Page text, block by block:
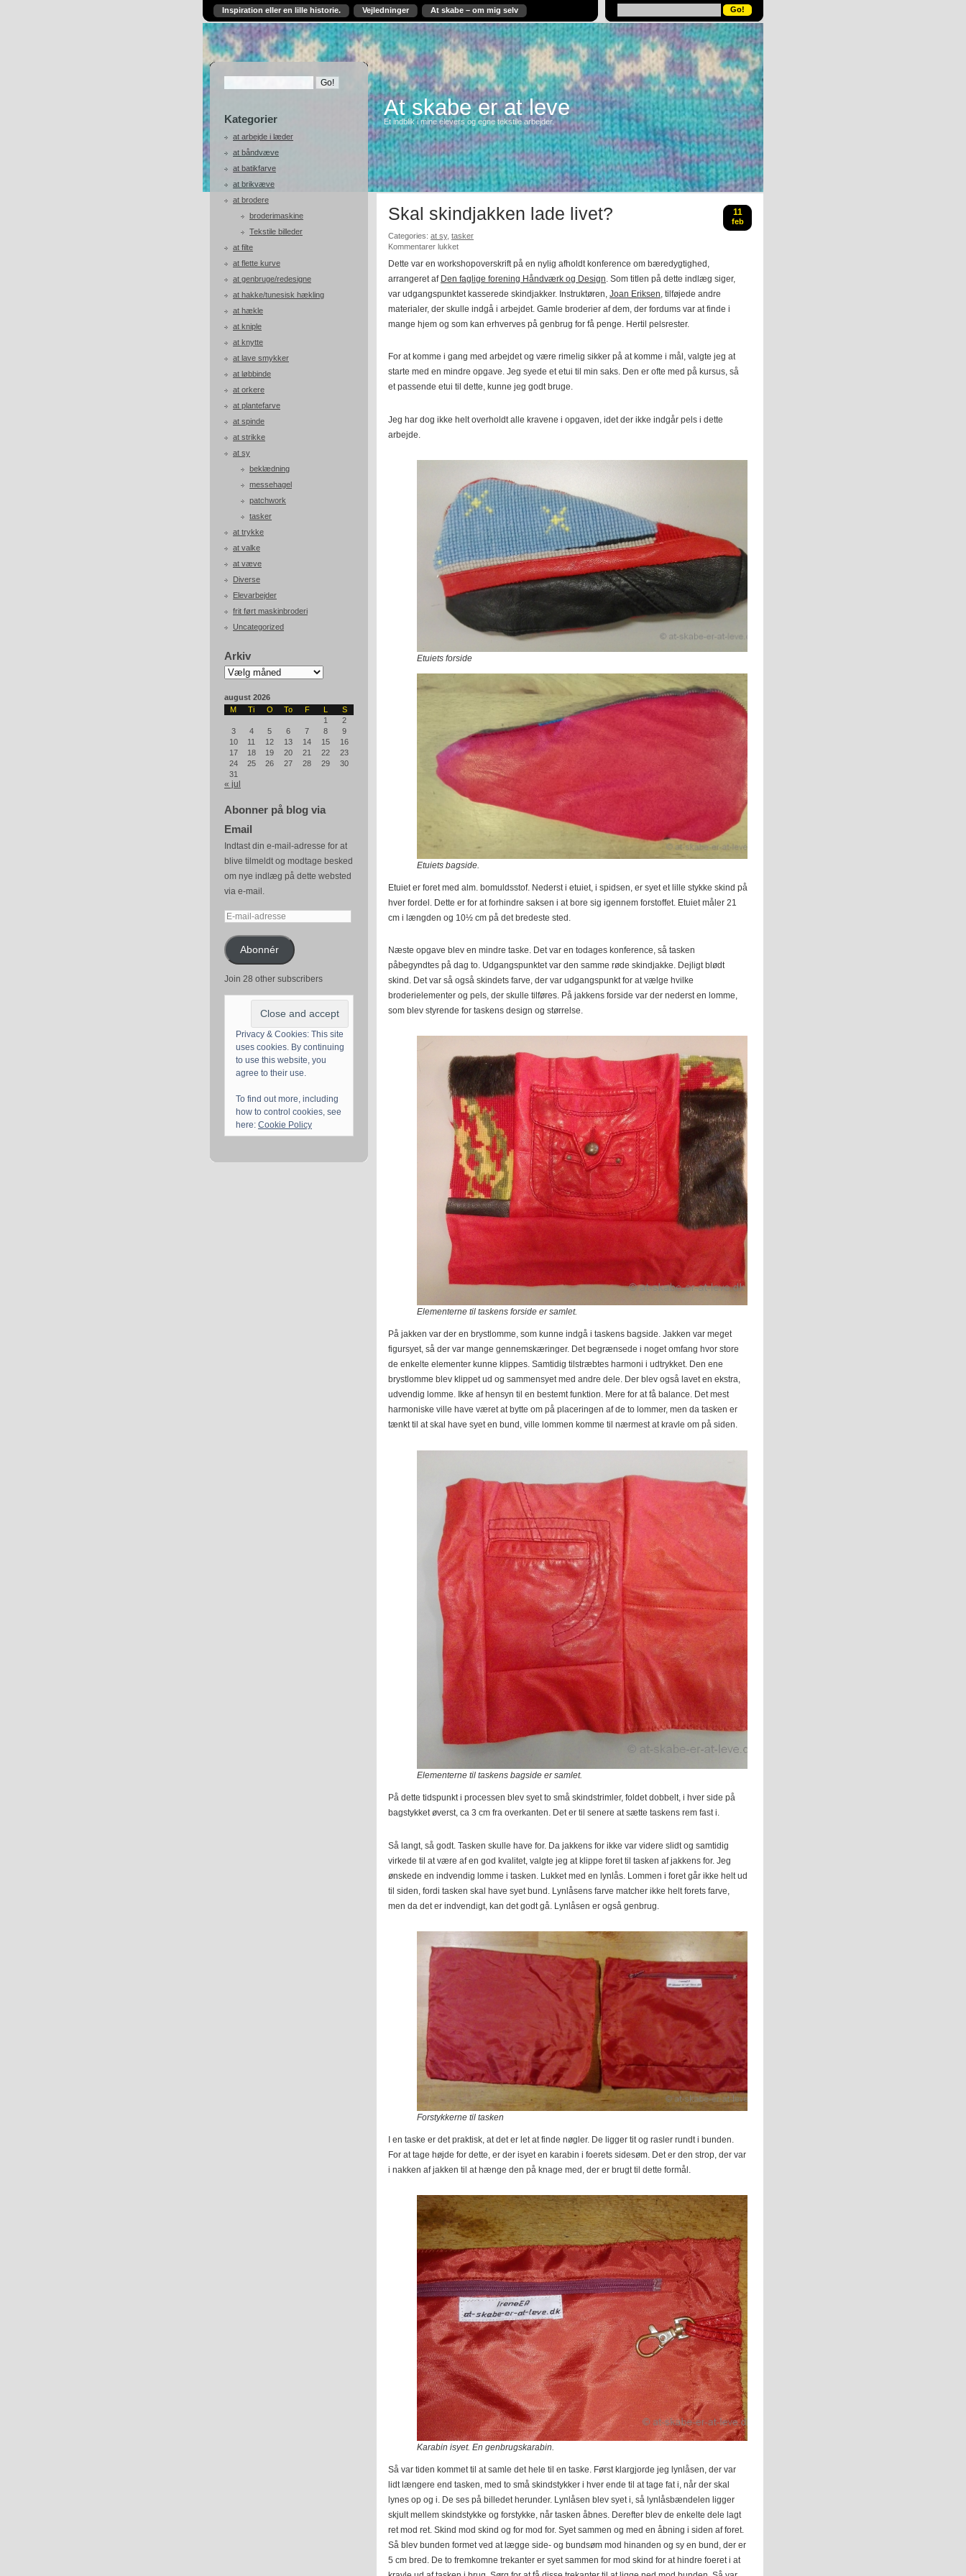
Inspiration eller en lille historie. Vejledninger At skabe – om mig selv
Kategorier
at arbejde i læder
at båndvæve
at batikfarve
at brikvæve
at brodere
broderimaskine
Tekstile billeder
at filte
at flette kurve
at genbruge/redesigne
at hakke/tunesisk hækling
at hækle
at kniple
at knytte
at lave smykker
at løbbinde
at orkere
at plantefarve
at spinde
at strikke
at sy
beklædning
messehagel
patchwork
tasker
at trykke
at valke
at væve
Diverse
Elevarbejder
frit ført maskinbroderi
Uncategorized
Arkiv
Arkiv
august 2026
M
Ti O To F L
S
1
2
3
4 5 6 7 8
9
10
11 12 13 14 15
16
17
18 19 20 21 22
23
24
25 26 27 28 29
30
31
« jul
Abonner på blog via
Email
Indtast din e-mail-adresse for at
blive tilmeldt og modtage besked
om nye indlæg på dette websted
via e-mail.
E-
adresseAbonnér
Join 28 other subscribers
Privacy & Cookies: This site
uses cookies. By continuing
to use this website, you
agree to their use.
To find out more, including
how to control cookies, see
here: Cookie Policy
At skabe er at leve
Et indblik i mine elevers og egne tekstile arbejder.
Skal skindjakken lade livet? 11
feb
Categories: at sy, tasker
Kommentarer lukkettil
skindjakken
lade
livet?
Dette var en workshopoverskrift på en nylig afholdt konference om bæredygtighed,
arrangeret af Den faglige forening Håndværk og Design. Som titlen på dette indlæg siger,
var udgangspunktet kasserede skindjakker. Instruktøren, Joan Eriksen, tilføjede andre
materialer, der skulle indgå i arbejdet. Gamle broderier af dem, der fordums var at finde i
mange hjem og som kan erhverves på genbrug for få penge. Hertil pelsrester.
For at komme i gang med arbejdet og være rimelig sikker på at komme i mål, valgte jeg at
starte med en mindre opgave. Jeg syede et etui til min saks. Den er ofte med på kursus, så
et passende etui til dette, kunne jeg godt bruge.
Jeg har dog ikke helt overholdt alle kravene i opgaven, idet der ikke indgår pels i dette
arbejde.
Etuiets forside
Etuiets bagside.
Etuiet er foret med alm. bomuldsstof. Nederst i etuiet, i spidsen, er syet et lille stykke skind på
hver fordel. Dette er for at forhindre saksen i at bore sig igennem forstoffet. Etuiet måler 21
cm i længden og 10½ cm på det bredeste sted.
Næste opgave blev en mindre taske. Det var en todages konference, så tasken
påbegyndtes på dag to. Udgangspunktet var den samme røde skindjakke. Dejligt blødt
skind. Det var så også skindets farve, der var udgangspunkt for at vælge hvilke
broderielementer og pels, der skulle tilføres. På jakkens forside var der nederst en lomme,
som blev styrende for taskens design og størrelse.
Elementerne til taskens forside er samlet.
På jakken var der en brystlomme, som kunne indgå i taskens bagside. Jakken var meget
figursyet, så der var mange gennemskæringer. Det begrænsede i noget omfang hvor store
de enkelte elementer kunne klippes. Samtidig tilstræbtes harmoni i udtrykket. Den ene
brystlomme blev klippet ud og sammensyet med andre dele. Der blev også lavet en ekstra,
udvendig lomme. Ikke af hensyn til en bestemt funktion. Mere for at få balance. Det mest
harmoniske ville have været at bytte om på placeringen af de to lommer, men da tasken er
tænkt til at skal have syet en bund, ville lommen komme til nærmest at kravle om på siden.
Elementerne til taskens bagside er samlet.
På dette tidspunkt i processen blev syet to små skindstrimler, foldet dobbelt, i hver side på
bagstykket øverst, ca 3 cm fra overkanten. Det er til senere at sætte taskens rem fast i.
Så langt, så godt. Tasken skulle have for. Da jakkens for ikke var videre slidt og samtidig
virkede til at være af en god kvalitet, valgte jeg at klippe foret til tasken af jakkens for. Jeg
ønskede en indvendig lomme i tasken. Lukket med en lynlås. Lommen i foret går ikke helt ud
til siden, fordi tasken skal have syet bund. Lynlåsens farve matcher ikke helt forets farve,
men da det er indvendigt, kan det godt gå. Lynlåsen er også genbrug.
Forstykkerne til tasken
I en taske er det praktisk, at det er let at finde nøgler. De ligger tit og rasler rundt i bunden.
For at tage højde for dette, er der isyet en karabin i foerets sidesøm. Det er den strop, der var
i nakken af jakken til at hænge den på knage med, der er brugt til dette formål.
Karabin isyet. En genbrugskarabin.
Så var tiden kommet til at samle det hele til en taske. Først klargjorde jeg lynlåsen, der var
lidt længere end tasken, med to små skindstykker i hver ende til at tage fat i, når der skal
lynes op og i. De ses på billedet herunder. Lynlåsen blev syet i, så lynlåsbændelen ligger
skjult mellem skindstykke og forstykke, når tasken åbnes. Derefter blev de enkelte dele lagt
ret mod ret. Skind mod skind og for mod for. Syet sammen og med en åbning i siden af foret.
Så blev bunden formet ved at lægge side- og bundsøm mod hinanden og sy en bund, der er
5 cm bred. De to fremkomne trekanter er syet sammen for mod skind for at hindre foeret i at